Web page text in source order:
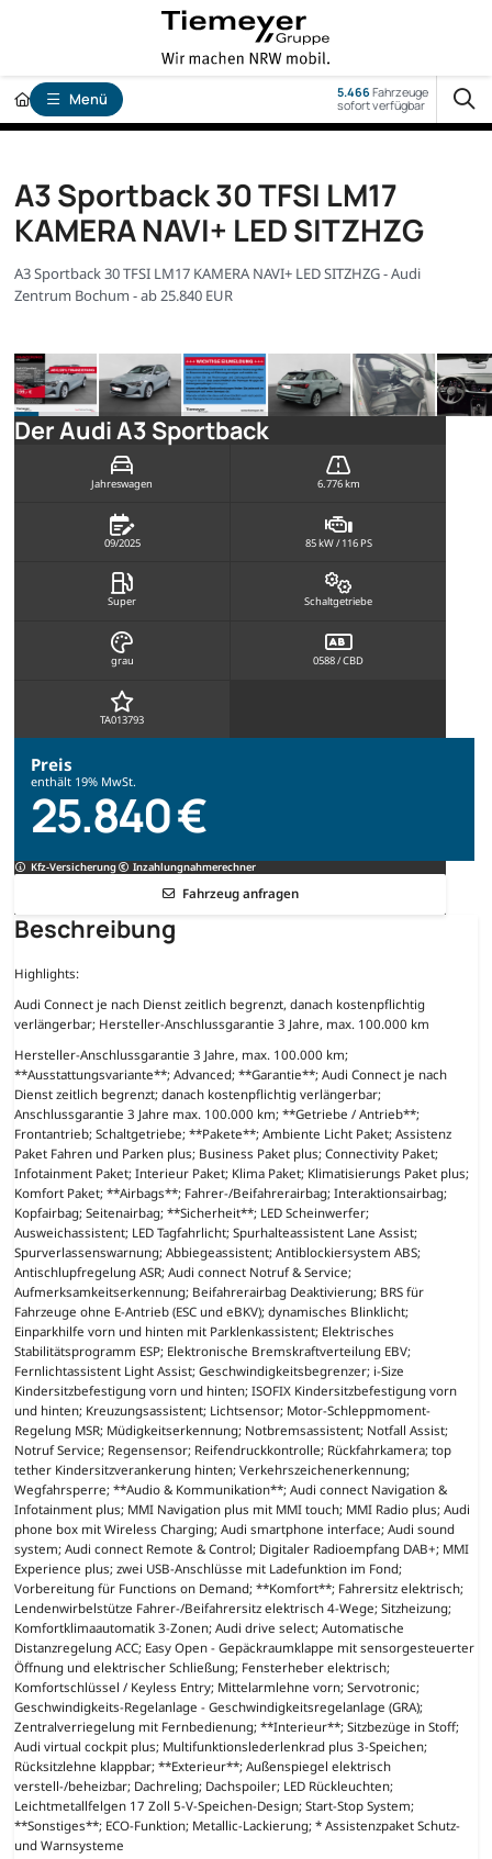
Menü 5.466Fahrzeuge
sofort verfügbar
A3 Sportback 30 TFSI LM17
KAMERA NAVI+ LED SITZHZG
A3 Sportback 30 TFSI LM17 KAMERA NAVI+ LED SITZHZG - Audi
Zentrum Bochum - ab 25.840 EUR
Der Audi A3 Sportback
Jahreswagen 6.776 km
09/2025 85 kW / 116 PS
Super Schaltgetriebe
grau 0588 / CBD
TA013793
Preis
enthält 19% MwSt.
25.840 €
Kfz-Versicherung Inzahlungnahmerechner
Fahrzeug anfragen
Beschreibung
Highlights:
Audi Connect je nach Dienst zeitlich begrenzt, danach kostenpflichtig
verlängerbar; Hersteller-Anschlussgarantie 3 Jahre, max. 100.000 km
Hersteller-Anschlussgarantie 3 Jahre, max. 100.000 km;
**Ausstattungsvariante**; Advanced; **Garantie**; Audi Connect je nach
Dienst zeitlich begrenzt; danach kostenpflichtig verlängerbar;
Anschlussgarantie 3 Jahre max. 100.000 km; **Getriebe / Antrieb**;
Frontantrieb; Schaltgetriebe; **Pakete**; Ambiente Licht Paket; Assistenz
Paket Fahren und Parken plus; Business Paket plus; Connectivity Paket;
Infotainment Paket; Interieur Paket; Klima Paket; Klimatisierungs Paket plus;
Komfort Paket; **Airbags**; Fahrer-/Beifahrerairbag; Interaktionsairbag;
Kopfairbag; Seitenairbag; **Sicherheit**; LED Scheinwerfer;
Ausweichassistent; LED Tagfahrlicht; Spurhalteassistent Lane Assist;
Spurverlassenswarnung; Abbiegeassistent; Antiblockiersystem ABS;
Antischlupfregelung ASR; Audi connect Notruf & Service;
Aufmerksamkeitserkennung; Beifahrerairbag Deaktivierung; BRS für
Fahrzeuge ohne E-Antrieb (ESC und eBKV); dynamisches Blinklicht;
Einparkhilfe vorn und hinten mit Parklenkassistent; Elektrisches
Stabilitätsprogramm ESP; Elektronische Bremskraftverteilung EBV;
Fernlichtassistent Light Assist; Geschwindigkeitsbegrenzer; i-Size
Kindersitzbefestigung vorn und hinten; ISOFIX Kindersitzbefestigung vorn
und hinten; Kreuzungsassistent; Lichtsensor; Motor-Schleppmoment-
Regelung MSR; Müdigkeitserkennung; Notbremsassistent; Notfall Assist;
Notruf Service; Regensensor; Reifendruckkontrolle; Rückfahrkamera; top
tether Kindersitzverankerung hinten; Verkehrszeichenerkennung;
Wegfahrsperre; **Audio & Kommunikation**; Audi connect Navigation &
Infotainment plus; MMI Navigation plus mit MMI touch; MMI Radio plus; Audi
phone box mit Wireless Charging; Audi smartphone interface; Audi sound
system; Audi connect Remote & Control; Digitaler Radioempfang DAB+; MMI
Experience plus; zwei USB-Anschlüsse mit Ladefunktion im Fond;
Vorbereitung für Functions on Demand; **Komfort**; Fahrersitz elektrisch;
Lendenwirbelstütze Fahrer-/Beifahrersitz elektrisch 4-Wege; Sitzheizung;
Komfortklimaautomatik 3-Zonen; Audi drive select; Automatische
Distanzregelung ACC; Easy Open - Gepäckraumklappe mit sensorgesteuerter
Öffnung und elektrischer Schließung; Fensterheber elektrisch;
Komfortschlüssel / Keyless Entry; Mittelarmlehne vorn; Servotronic;
Geschwindigkeits-Regelanlage - Geschwindigkeitsregelanlage (GRA);
Zentralverriegelung mit Fernbedienung; **Interieur**; Sitzbezüge in Stoff;
Audi virtual cockpit plus; Multifunktionslederlenkrad plus 3-Speichen;
Rücksitzlehne klappbar; **Exterieur**; Außenspiegel elektrisch
verstell-/beheizbar; Dachreling; Dachspoiler; LED Rückleuchten;
Leichtmetallfelgen 17 Zoll 5-V-Speichen-Design; Start-Stop System;
**Sonstiges**; ECO-Funktion; Metallic-Lackierung; * Assistenzpaket Schutz-
und Warnsysteme